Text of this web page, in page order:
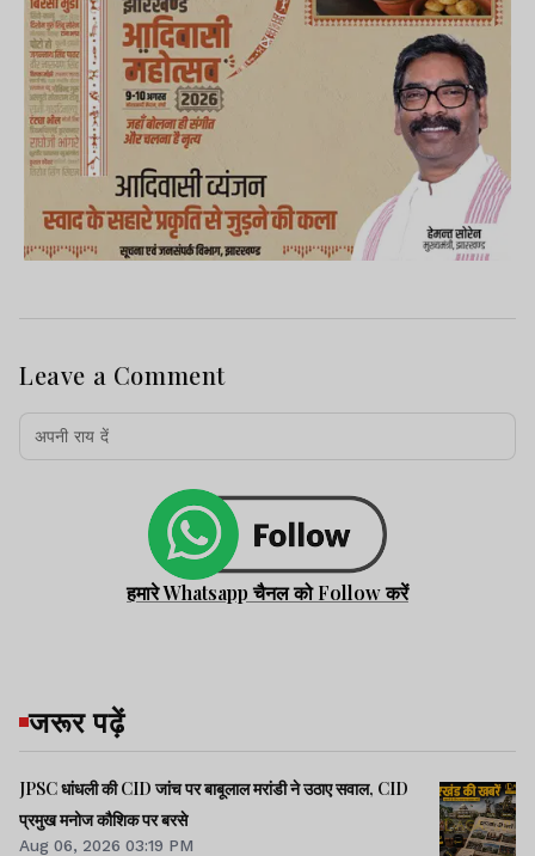
Leave a Comment
हमारे Whatsapp चैनल को Follow करें
जरूर पढ़ें
JPSC धांधली की CID जांच पर बाबूलाल मरांडी ने उठाए सवाल, CID
प्रमुख मनोज कौशिक पर बरसे
Aug 06, 2026 03:19 PM